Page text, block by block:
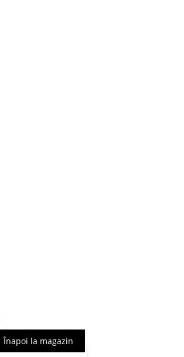
Înapoi la magazin